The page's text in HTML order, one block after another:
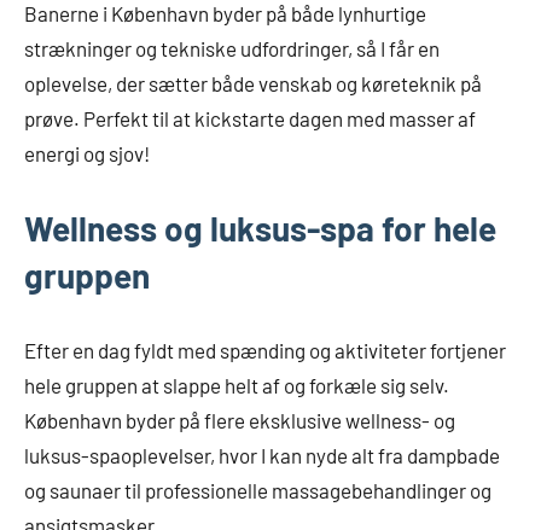
Banerne i København byder på både lynhurtige
strækninger og tekniske udfordringer, så I får en
oplevelse, der sætter både venskab og køreteknik på
prøve. Perfekt til at kickstarte dagen med masser af
energi og sjov!
Wellness og luksus-spa for hele
gruppen
Efter en dag fyldt med spænding og aktiviteter fortjener
hele gruppen at slappe helt af og forkæle sig selv.
København byder på flere eksklusive wellness- og
luksus-spaoplevelser, hvor I kan nyde alt fra dampbade
og saunaer til professionelle massagebehandlinger og